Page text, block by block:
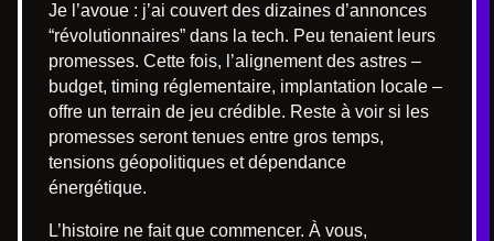
Je l’avoue : j’ai couvert des dizaines d’annonces
“révolutionnaires” dans la tech. Peu tenaient leurs
promesses. Cette fois, l’alignement des astres –
budget, timing réglementaire, implantation locale –
offre un terrain de jeu crédible. Reste à voir si les
promesses seront tenues entre gros temps,
tensions géopolitiques et dépendance
énergétique.
L’histoire ne fait que commencer. À vous,